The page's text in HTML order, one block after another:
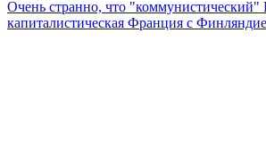
Очень странно, что "коммунистический"
капиталистическая Франция с